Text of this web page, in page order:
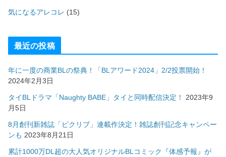
気になるアレコレ (15)
最近の投稿
年に一度の商業BLの祭典！「BLアワード2024」2/2投票開始！
2024年2月3日
タイBLドラマ「Naughty BABE」タイと同時配信決定！
2023年9
月5日
8月創刊新雑誌「ピクリブ」連載作決定！雑誌創刊記念キャンペー
ンも 2023年8月21日
累計1000万DL超の大人気オリジナルBLコミック『体感予報』が